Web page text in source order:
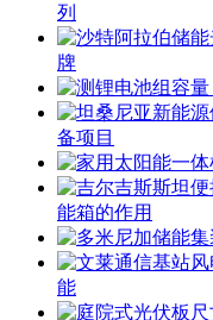
列
牌
备项目
能箱的作用
能